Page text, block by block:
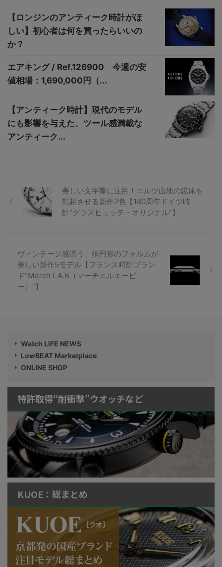
【ロンジンのアンティーク時計がほ
しい】初心者は何を買ったらいいの
か？
エアキング / Ref.126900 今週の安
値相場：1,690,000円（...
【アンティーク時計】現代のモデル
にも影響を与えた、ツール感満載な
アンティーク...
美しい文字盤に注目！エルツ山地の鉱床を
想起させる新作2色【180周年ドイツ時
計“グラスヒュッテ・オリジナル”】
ヴィンテージ感漂う、楕円形のフォルムが
美しい新作5モデル【フランス時計ブラン
ド“March LA.B（マーチエルエービ
ー）”】
Watch LIFE NEWS
LowBEAT Marketplace
ONLINE SHOP
特許取得“耐衝撃”ウオッチなど
KUOE：総まとめ